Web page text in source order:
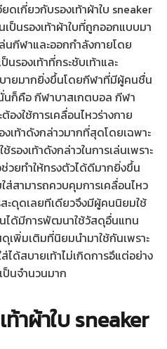
ดเกี่ยวกับรองเท้าผ้าใบ sneaker
ป็นรองเท้าผ้าใบที่ถูกออกแบบมา
นกีฬาและออกกำลังกายโดย
นรองเท้าที่กระชับเท้าและ
บายมากยิ่งขึ้นโดยกีฬาที่มีผู้คนชื่น
นก็คือ กีฬาบาสเกตบอล กีฬา
งใช้การเคลื่อนไหวร่างกาย
งเท้าดังกล่าวมากที่สุดโดยเฉพาะ
องเท้าดังกล่าวในการเล่นเพราะ
วยทำให้ทรงตัวได้ดีมากยิ่งขึ้น
ส่สามารถควบคุมการเคลื่อนไหว
ะดุดเลยทีเดียวจึงมีผู้คนนิยมใช้
ได้มีการพัฒนาใช้วัสดุอื่นแทน
เพิ่มเติมที่นิยมนำมาใช้กันเพราะ
ได้สบายเท้าไม่เกิดการอึแต่อย่าง
นจำนวนมาก
าผ้าใบ sneaker